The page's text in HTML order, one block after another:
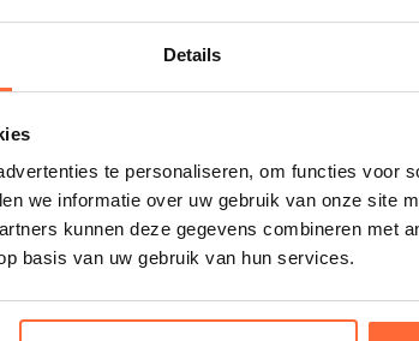
Details
te personaliseren, om functies voor
we informatie over uw gebruik van onze site
kunnen deze gegevens combineren met
basis van uw gebruik van hun services.